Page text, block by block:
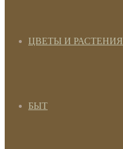
ЦВЕТЫ И РАСТЕНИЯ
БЫТ